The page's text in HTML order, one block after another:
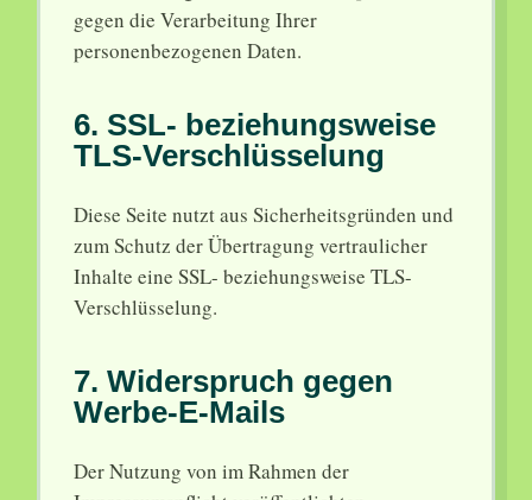
gegen die Verarbeitung Ihrer
personenbezogenen Daten.
6. SSL- beziehungsweise
TLS-Verschlüsselung
Diese Seite nutzt aus Sicherheitsgründen und
zum Schutz der Übertragung vertraulicher
Inhalte eine SSL- beziehungsweise TLS-
Verschlüsselung.
7. Widerspruch gegen
Werbe-E-Mails
Der Nutzung von im Rahmen der